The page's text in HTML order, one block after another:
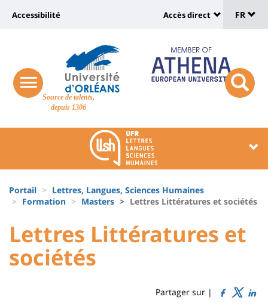
Site
Source de talents,
depuis 1306
Recherche
responsive
menu
button
Université
vers
page
accessibilité
Accessibilité
:
Shortcut
links
Accès direct
de
FR
Block
liste
composantes
d'Ariane
Portail
Lettres, Langues, Sciences Humaines
Formation
Masters Lettres Littératures et sociétés
University
:
Sidebar
University
:
Main
Titre
Lettres Littératures et
sociétés
Partager sur |